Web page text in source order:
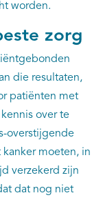
worden.
zorg
die resultaten,
patiënten met
over te
overstijgende
moeten, in
verzekerd zijn
dat nog niet